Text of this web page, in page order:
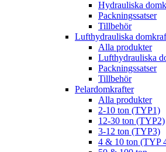
Hydrauliska
Packningssatser
Tillbehör
Lufthydrauliska
Alla produkter
Lufthydrauliska
Packningssatser
Tillbehör
Pelardomkrafter
Alla produkter
2-10 ton (TYP1)
12-30 ton (TYP2)
3-12 ton (TYP3)
4 & 10 ton (TYP